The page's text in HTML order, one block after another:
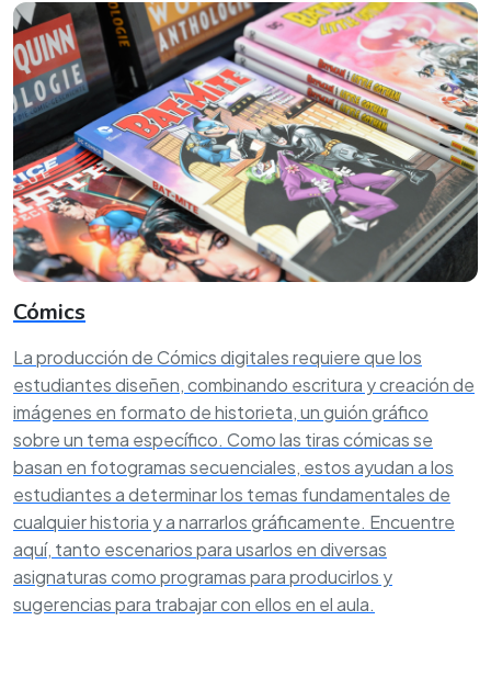
Cómics
La producción de Cómics digitales requiere que los
estudiantes diseñen, combinando escritura y creación de
imágenes en formato de historieta, un guión gráfico
sobre un tema específico. Como las tiras cómicas se
basan en fotogramas secuenciales, estos ayudan a los
estudiantes a determinar los temas fundamentales de
cualquier historia y a narrarlos gráficamente. Encuentre
aquí, tanto escenarios para usarlos en diversas
asignaturas como programas para producirlos y
sugerencias para trabajar con ellos en el aula.